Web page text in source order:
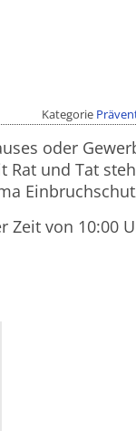
Kategorie
oder
Rat und Tat
Zeit von 10:00